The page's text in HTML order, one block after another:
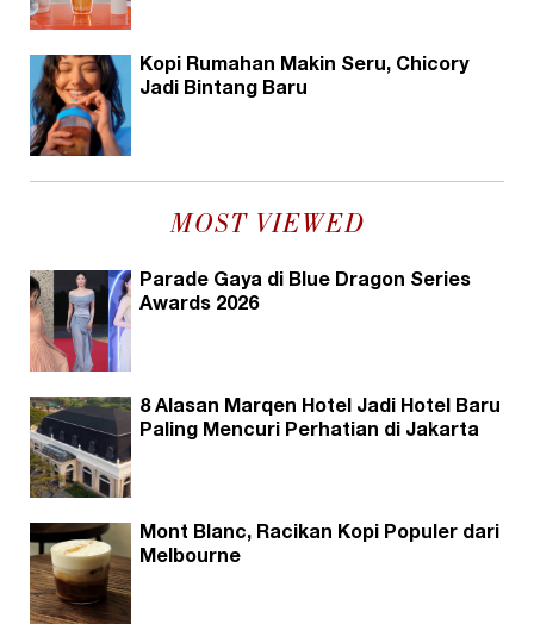
Kopi Rumahan Makin Seru, Chicory
Jadi Bintang Baru
MOST VIEWED
Parade Gaya di Blue Dragon Series
Awards 2026
8 Alasan Marqen Hotel Jadi Hotel Baru
Paling Mencuri Perhatian di Jakarta
Mont Blanc, Racikan Kopi Populer dari
Melbourne